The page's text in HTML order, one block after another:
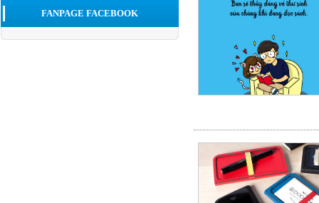
FANPAGE FACEBOOK